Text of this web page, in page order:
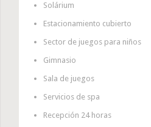
Solárium
Estacionamiento cubierto
Sector de juegos para niños
Gimnasio
Sala de juegos
Servicios de spa
Recepción 24 horas